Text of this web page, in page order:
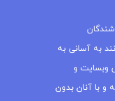
به آسانی به
وبسایت و
با آنان بدون